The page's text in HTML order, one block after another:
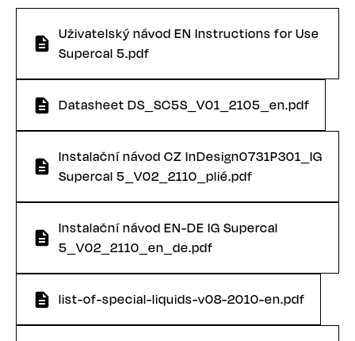
Uživatelský návod EN Instructions for Use
Supercal 5.pdf
Datasheet DS_SC5S_V01_2105_en.pdf
Instalační návod CZ InDesign0731P301_IG
Supercal 5_V02_2110_plié.pdf
Instalační návod EN-DE IG Supercal
5_V02_2110_en_de.pdf
list-of-special-liquids-v08-2010-en.pdf